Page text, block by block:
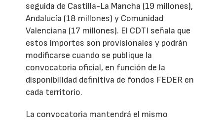
seguida de Castilla-La Mancha (19 millones),
Andalucía (18 millones) y Comunidad
Valenciana (17 millones). El CDTI señala que
estos importes son provisionales y podrán
modificarse cuando se publique la
convocatoria oficial, en función de la
disponibilidad definitiva de fondos FEDER en
cada territorio.
La convocatoria mantendrá el mismo